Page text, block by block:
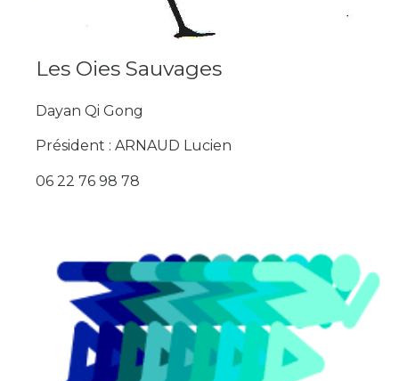
Les Oies Sauvages
Dayan Qi Gong
Président : ARNAUD Lucien
06 22 76 98 78